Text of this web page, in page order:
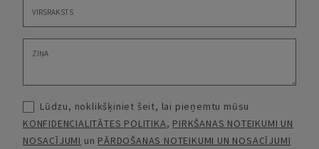
Lūdzu, noklikšķiniet šeit, lai pieņemtu mūsu
KONFIDENCIALITĀTES POLITIKA, PIRKŠANAS NOTEIKUMI UN
NOSACĪJUMI un PĀRDOŠANAS NOTEIKUMI UN NOSACĪJUMI